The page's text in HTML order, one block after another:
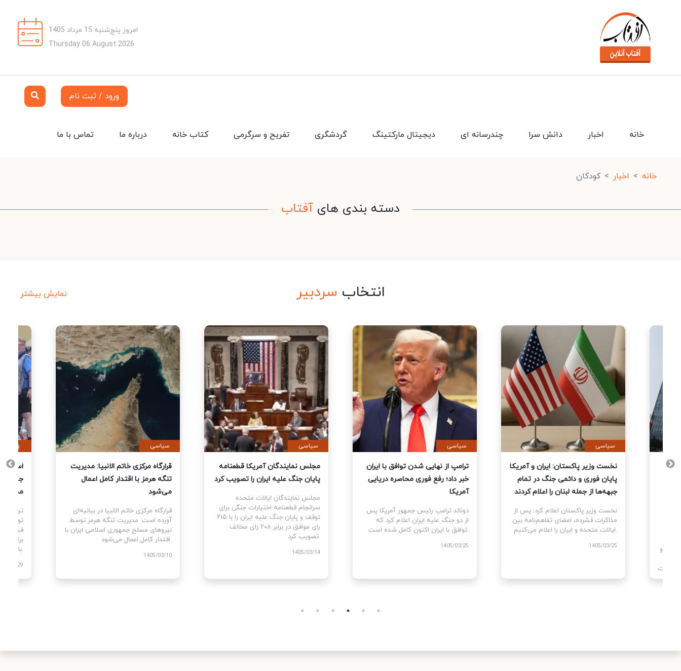
امروز پنج‌شنبه 15 مرداد 1405
Thursday 06 August 2026
ورود / ثبت نام
تماس با ما درباره ما کتاب خانه تفریح و سرگرمی گردشگری دیجیتال مارکتینگ چندرسانه ای دانش سرا اخبار خانه
خانه اخبار کودکان
دسته بندی های آفتاب
انتخاب سردبیر نمایش بیشتر
و
مدیریت
سیاسی
نخست وزیر پاکستان: ایران و آمریکا
پایان فوری و دائمی جنگ در تمام
جبهه‌ها از جمله لبنان را اعلام کردند
نخست وزیر پاکستان اعلام کرد: پس از
مذاکرات فشرده، امضای تفاهم‌نامه بین
ایالات متحده و ایران را اعلام می‌کنیم.
1405/03/25
سیاسی
ترامپ از نهایی شدن توافق با ایران
خبر داد؛ رفع فوری محاصره دریایی
آمریکا
دونالد ترامپ رئیس جمهور آمریکا پس
از دو جنگ علیه ایران اعلام کرد که
توافق با ایران اکنون کامل شده است.
1405/03/25
سیاسی
مجلس نمایندگان آمریکا قطعنامه
پایان جنگ علیه ایران را تصویب کرد
مجلس نمایندگان ایالات متحده
سرانجام قطعنامه اختیارات جنگی برای
توقف و پایان جنگ علیه ایران را با ۲۱۵
رای موافق در برابر ۲۰۸ رای مخالف
تصویب کرد.
1405/03/14
سیاسی
قرارگاه مرکزی خاتم الانبیا: مدیریت
تنگه هرمز با اقتدار کامل اعمال
می‌شود
قرارگاه مرکزی خاتم الانبیا در بیانیه‌ای
آورده است: مدیریت تنگه هرمز توسط
نیروهای مسلح جمهوری اسلامی ایران با
اقتدار کامل اعمال می‌شود.
1405/03/10
ورزشی
مسی
تیم ملی
تورس در
برای
بالای سر برد.
04/29